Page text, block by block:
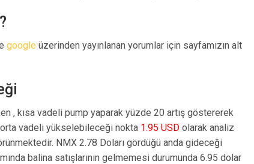
google üzerinden yayınlanan yorumlar için sayfamızın alt
, kısa vadeli pump yaparak yüzde 20 artış göstererek
vadeli yükselebileceği nokta 1.95 USD olarak analiz
NMX 2.78 Doları gördüğü anda gideceği
balina satışlarının gelmemesi durumunda 6.95 dolar